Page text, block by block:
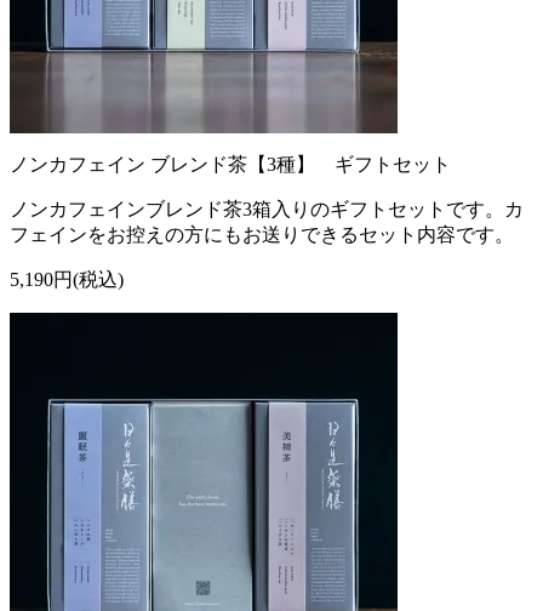
ノンカフェイン ブレンド茶【3種】 ギフトセット
ノンカフェインブレンド茶3箱入りのギフトセットです。カ
フェインをお控えの方にもお送りできるセット内容です。
5,190円(税込)